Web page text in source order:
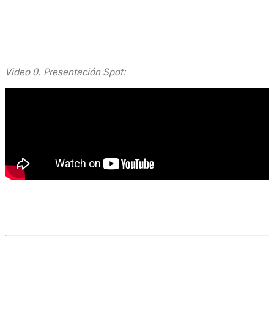
Video 0. Presentación Spot: